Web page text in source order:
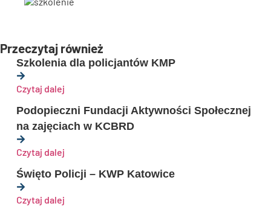
Przeczytaj również
Szkolenia dla policjantów KMP
Czytaj dalej
Podopieczni Fundacji Aktywności Społecznej
na zajęciach w KCBRD
Czytaj dalej
Święto Policji – KWP Katowice
Czytaj dalej